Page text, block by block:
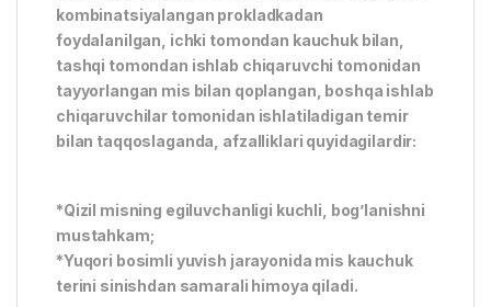
kombinatsiyalangan prokladkadan
foydalanilgan, ichki tomondan kauchuk bilan,
tashqi tomondan ishlab chiqaruvchi tomonidan
tayyorlangan mis bilan qoplangan, boshqa ishlab
chiqaruvchilar tomonidan ishlatiladigan temir
bilan taqqoslaganda, afzalliklari quyidagilardir:
*Qizil misning egiluvchanligi kuchli, bog’lanishni
mustahkam;
*Yuqori bosimli yuvish jarayonida mis kauchuk
terini sinishdan samarali himoya qiladi.